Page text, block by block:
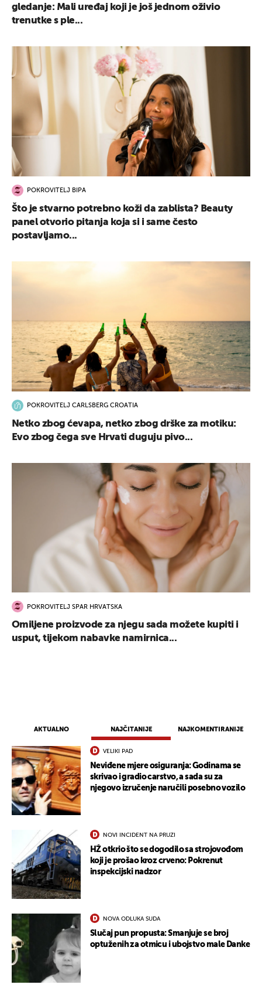
AKTUALNO NAJČITANIJE NAJKOMENTIRANIJE
VELIKI PAD
Neviđene mjere osiguranja: Godinama se
skrivao i gradio carstvo, a sada su za
njegovo izručenje naručili posebno vozilo
NOVI INCIDENT NA PRUZI
HŽ otkrio što se dogodilo sa strojovođom
koji je prošao kroz crveno: Pokrenut
inspekcijski nadzor
NOVA ODLUKA SUDA
Slučaj pun propusta: Smanjuje se broj
optuženih za otmicu i ubojstvo male Danke
gledanje: Mali uređaj koji je još jednom oživio
trenutke s ple...
POKROVITELJ BIPA
Što je stvarno potrebno koži da zablista? Beauty
panel otvorio pitanja koja si i same često
postavljamo...
POKROVITELJ CARLSBERG CROATIA
Netko zbog ćevapa, netko zbog drške za motiku:
Evo zbog čega sve Hrvati duguju pivo...
POKROVITELJ SPAR HRVATSKA
Omiljene proizvode za njegu sada možete kupiti i
usput, tijekom nabavke namirnica...